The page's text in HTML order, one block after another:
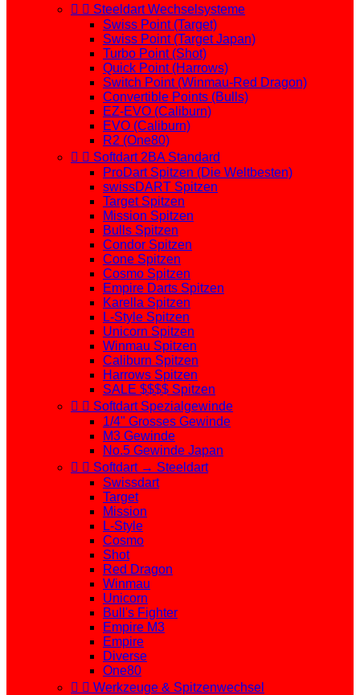
  Steeldart Wechselsysteme
Swiss Point (Target)
Swiss Point (Target Japan)
Turbo Point (Shot)
Quick Point (Harrows)
Switch Point (Winmau-Red Dragon)
Convertible Points (Bulls)
EZ-EVO (Caliburn)
EVO (Caliburn)
R2 (One80)
  Softdart 2BA Standard
ProDart Spitzen (Die Weltbesten)
swissDART Spitzen
Target Spitzen
Mission Spitzen
Bulls Spitzen
Condor Spitzen
Cone Spitzen
Cosmo Spitzen
Empire Darts Spitzen
Karella Spitzen
L-Style Spitzen
Unicorn Spitzen
Winmau Spitzen
Caliburn Spitzen
Harrows Spitzen
SALE $$$$ Spitzen
  Softdart Spezialgewinde
1/4" Grosses Gewinde
M3 Gewinde
No.5 Gewinde Japan
  Softdart → Steeldart
Swissdart
Target
Mission
L-Style
Cosmo
Shot
Red Dragon
Winmau
Unicorn
Bull's Fighter
Empire M3
Empire
Diverse
One80
  Werkzeuge & Spitzenwechsel